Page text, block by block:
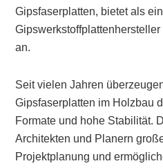
Gipsfaserplatten, bietet als
an.
Seit vielen Jahren
Gipsfaserplatten im Holzbau
Formate und hohe Stabilität.
Architekten und Planern
Projektplanung und